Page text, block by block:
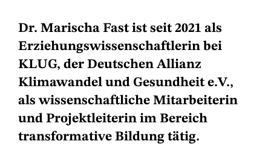
Dr. Marischa Fast ist seit 2021 als
Erziehungswissenschaftlerin bei
KLUG, der Deutschen Allianz
Klimawandel und Gesundheit e.V.,
als wissenschaftliche Mitarbeiterin
und Projektleiterin im Bereich
transformative Bildung tätig.